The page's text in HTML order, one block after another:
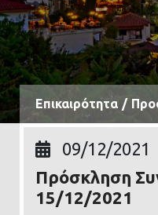
Επικαιρότητα /
09/12/2021
Πρόσκληση
15/12/2021